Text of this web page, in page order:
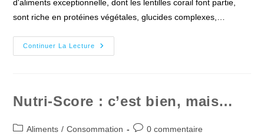
d'aliments exceptionnelle, dont les lentilles corail font partie,
sont riche en protéines végétales, glucides complexes,…
Continuer La Lecture
Le
Dhal
Nutri-Score : c’est bien, mais…
PostAliments / Consommation
Commentaires
0 commentaire